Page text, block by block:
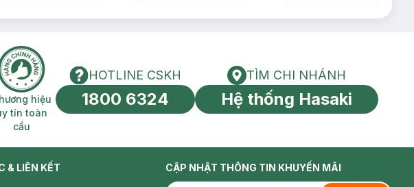
Thương hiệu uy tín toàn cầu
hiệu
tín toàn
cầu
HOTLINE CSKH
HOTLINE CSKH
1800 6324
Tìm chi nhánh
TÌM CHI NHÁNH
Hệ thống Hasaki
& LIÊN KẾT CẬP NHẬT THÔNG TIN KHUYẾN MÃI